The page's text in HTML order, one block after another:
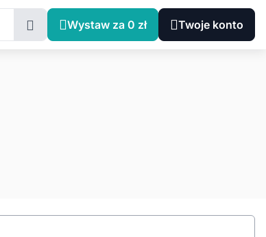
Wystaw za 0 zł Twoje konto